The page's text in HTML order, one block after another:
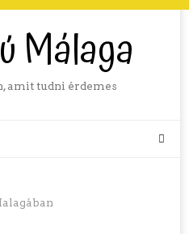
Málaga
amit tudni érdemes